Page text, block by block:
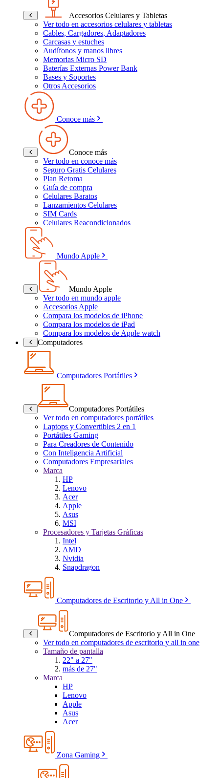
Accesorios Celulares y Tabletas
Ver todo en accesorios celulares y tabletas
Cables, Cargadores, Adaptadores
Carcasas y estuches
Audífonos y manos libres
Memorias Micro SD
Baterías Externas Power Bank
Bases y Soportes
Otros Accesorios
Conoce más
Conoce más
Ver todo en conoce más
Seguro Gratis Celulares
Plan Retoma
Guía de compra
Celulares Baratos
Lanzamientos Celulares
SIM Cards
Celulares Reacondicionados
Mundo Apple
Mundo Apple
Ver todo en mundo apple
Accesorios Apple
Compara los modelos de iPhone
Compara los modelos de iPad
Compara los modelos de Apple watch
Computadores
Computadores Portátiles
Computadores Portátiles
Ver todo en computadores portátiles
Laptops y Convertibles 2 en 1
Portátiles Gaming
Para Creadores de Contenido
Con Inteligencia Artificial
Computadores Empresariales
Marca
HP
Lenovo
Acer
Apple
Asus
MSI
Procesadores y Tarjetas Gráficas
Intel
AMD
Nvidia
Snapdragon
Computadores de Escritorio y All in One
Computadores de Escritorio y All in One
Ver todo en computadores de escritorio y all in one
Tamaño de pantalla
22" a 27"
más de 27"
Marca
HP
Lenovo
Apple
Asus
Acer
Zona Gaming